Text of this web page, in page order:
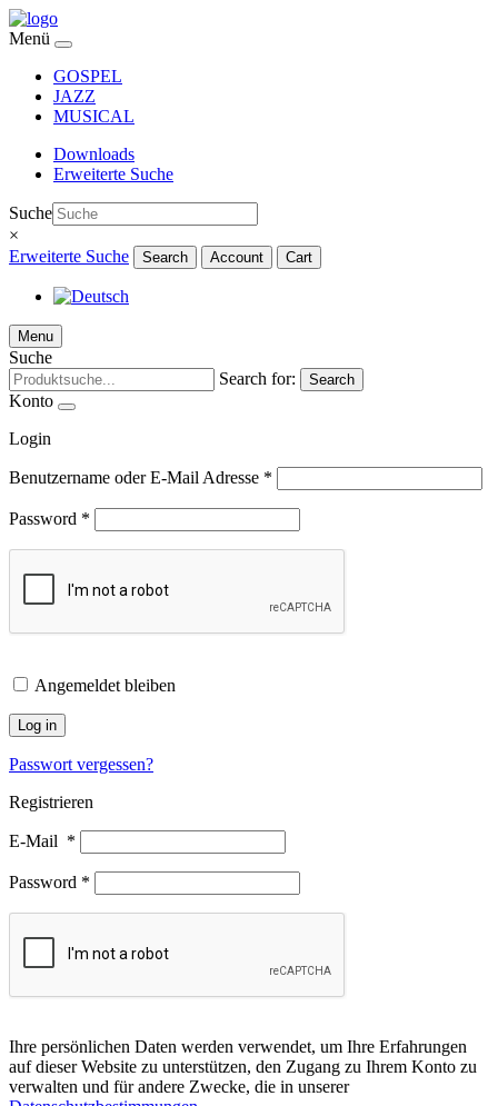
Menü
GOSPEL
JAZZ
MUSICAL
Downloads
Erweiterte Suche
Suche
×
Erweiterte Suche
Search Account Cart
Menu
Suche
Search for:
Search
Konto
Login
Benutzername oder E-Mail Adresse *
Password *
Angemeldet bleiben
Log in
Passwort vergessen?
Registrieren
E-Mail *
Password *
Ihre persönlichen Daten werden verwendet, um Ihre Erfahrungen
auf dieser Website zu unterstützen, den Zugang zu Ihrem Konto zu
verwalten und für andere Zwecke, die in unserer